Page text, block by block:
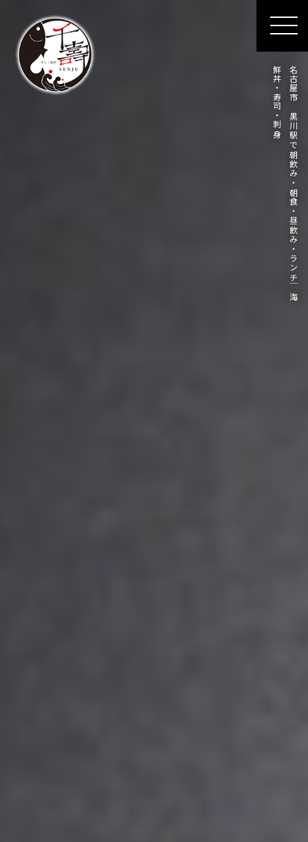
名
古
屋
市
、
黒
川
駅
で
朝
飲
み
・
朝
食
・
昼
飲
み
・
ラ
ン
チ
｜
海
鮮
丼
・
寿
司
・
刺
身